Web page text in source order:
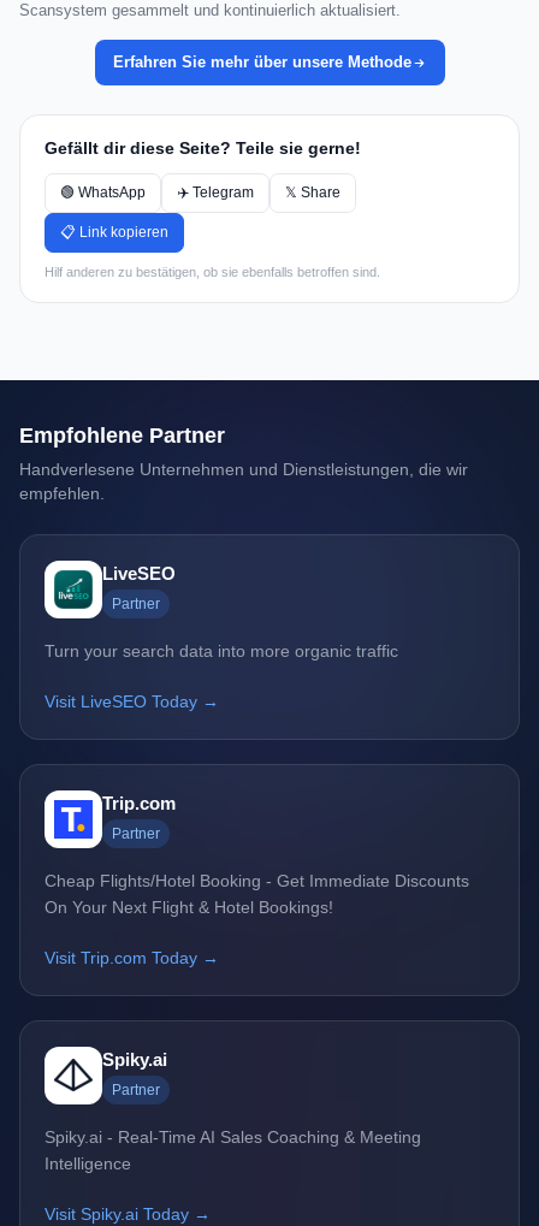
Scansystem gesammelt und kontinuierlich aktualisiert.
Erfahren Sie mehr über unsere Methode
Gefällt dir diese Seite? Teile sie gerne!
🟢 WhatsApp ✈️ Telegram 𝕏 Share
📋 Link kopieren
Hilf anderen zu bestätigen, ob sie ebenfalls betroffen sind.
Empfohlene Partner
Handverlesene Unternehmen und Dienstleistungen, die wir
empfehlen.
LiveSEO
Partner
Turn your search data into more organic traffic
Visit LiveSEO Today →
Trip.com
Partner
Cheap Flights/Hotel Booking - Get Immediate Discounts
On Your Next Flight & Hotel Bookings!
Visit Trip.com Today →
Spiky.ai
Partner
Spiky.ai - Real-Time AI Sales Coaching & Meeting
Intelligence
Visit Spiky.ai Today →